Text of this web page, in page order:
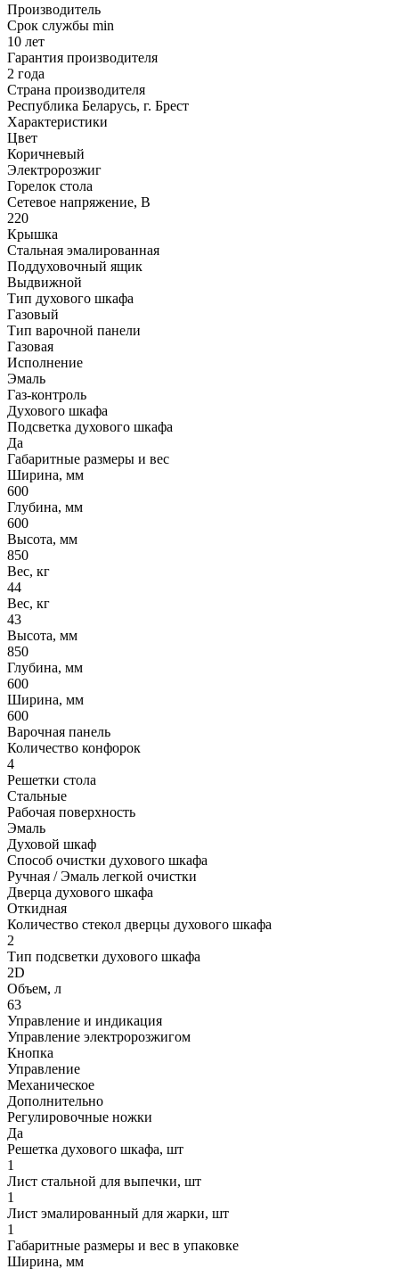
Производитель
Срок службы min
10 лет
Гарантия производителя
2 года
Страна производителя
Республика Беларусь, г. Брест
Характеристики
Цвет
Коричневый
Электророзжиг
Горелок стола
Сетевое напряжение, В
220
Крышка
Стальная эмалированная
Поддуховочный ящик
Выдвижной
Тип духового шкафа
Газовый
Тип варочной панели
Газовая
Исполнение
Эмаль
Газ-контроль
Духового шкафа
Подсветка духового шкафа
Да
Габаритные размеры и вес
Ширина, мм
600
Глубина, мм
600
Высота, мм
850
Вес, кг
44
Вес, кг
43
Высота, мм
850
Глубина, мм
600
Ширина, мм
600
Варочная панель
Количество конфорок
4
Решетки стола
Стальные
Рабочая поверхность
Эмаль
Духовой шкаф
Способ очистки духового шкафа
Ручная / Эмаль легкой очистки
Дверца духового шкафа
Откидная
Количество стекол дверцы духового шкафа
2
Тип подсветки духового шкафа
2D
Объем, л
63
Управление и индикация
Управление электророзжигом
Кнопка
Управление
Механическое
Дополнительно
Регулировочные ножки
Да
Решетка духового шкафа, шт
1
Лист стальной для выпечки, шт
1
Лист эмалированный для жарки, шт
1
Габаритные размеры и вес в упаковке
Ширина, мм